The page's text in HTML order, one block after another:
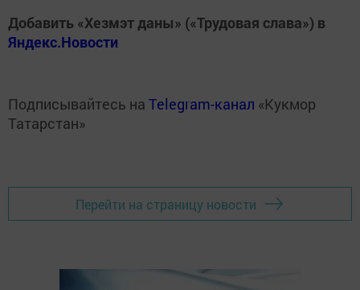
Добавить «Хезмэт даны» («Трудовая слава») в
Яндекс.Новости
Подписывайтесь на Telegram-канал «Кукмор
Татарстан»
Перейти на страницу новости